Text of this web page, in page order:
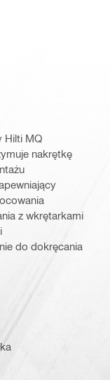
Hilti MQ
nakrętkę
z wkrętarkami
do dokręcania